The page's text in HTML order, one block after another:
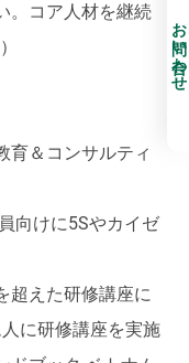
。コア人材を継続
＆コンサルティ
向けに5Sやカイゼ
超えた研修講座に
に研修講座を実施
お問い合わせ